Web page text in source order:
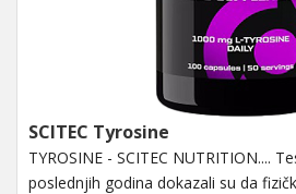
SCITEC Tyrosine
TYROSINE - SCITEC NUTRITION....
poslednjih godina dokazali su da